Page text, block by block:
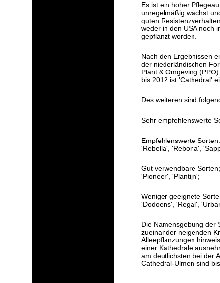
Es ist ein hoher
unregelmäßig wächst
guten
weder in den USA noch
gepflanzt worden.
Nach den Ergebnissen
der niederländischen
Plant & Omgeving
bis 2012 ist 'Cathedral'
Des weiteren sind
Sehr empfehlenswerte
Empfehlenswerte
'Rebella', 'Rebona',
Gut verwendbare
'Pioneer', 'Plantijn';
Weniger geeignete
'Dodoens', 'Regal',
Die Namensgebung der
zueinander neigenden
Alleepflanzungen
einer Kathedrale
am deutlichsten bei der
Cathedral-Ulmen sind